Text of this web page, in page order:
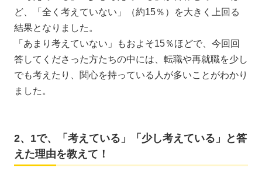
ど、「全く考えていない」（約15％）を大きく上回る
結果となりました。
「あまり考えていない」もおよそ15％ほどで、今回回
答してくださった方たちの中には、転職や再就職を少し
でも考えたり、関心を持っている人が多いことがわかり
ました。
2、1で、「考えている」「少し考えている」と答
えた理由を教えて！